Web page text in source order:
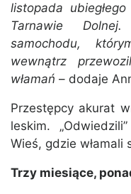
listopada
Tarnawie
samochodu,
wewnątrz
włamań – dodaje
Przestępcy akurat
leskim.
Wieś, gdzie włamali
Trzy miesiące,